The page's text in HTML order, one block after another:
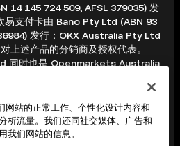
14 145 724 509, AFSL 379035) 发
易支付卡由 Bano Pty Ltd (ABN 93
发行；OKX Australia Pty Ltd
上述产品的分销商及授权代表。
同时也是 Openmarkets Australia
议。其他产品和服务可能由其他欧易
《服务条款》。 本信息为一般性信
、财务状况或需求。在做出任何决
情况，并寻求专业建议。数字资产
网站的正常工作、个性化设计内容和
析流量。我们还同社交媒体、广告和
我们网站的信息。